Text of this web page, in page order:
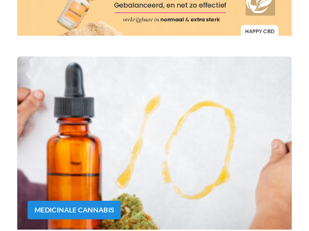
MEDICINALE CANNABIS